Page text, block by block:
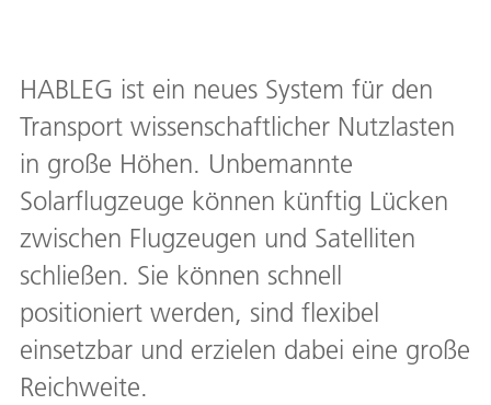
HABLEG ist ein neues System für den
Transport wissenschaftlicher Nutzlasten
in große Höhen. Unbemannte
Solarflugzeuge können künftig Lücken
zwischen Flugzeugen und Satelliten
schließen. Sie können schnell
positioniert werden, sind flexibel
einsetzbar und erzielen dabei eine große
Reichweite.